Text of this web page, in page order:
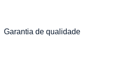
Garantia de qualidade